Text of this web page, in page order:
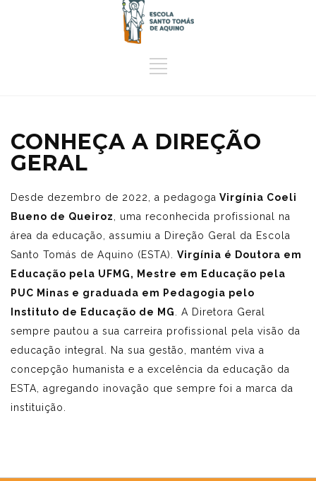
CONHEÇA A DIREÇÃO
GERAL
Desde dezembro de 2022, a pedagoga Virgínia Coeli
Bueno de Queiroz
, uma reconhecida profissional na
área da educação, assumiu a Direção Geral da Escola
Santo Tomás de Aquino (ESTA). Virgínia é Doutora em
Educação pela UFMG, Mestre em Educação pela
PUC Minas e graduada em Pedagogia pelo
Instituto de Educação de MG
. A Diretora Geral
sempre pautou a sua carreira profissional pela visão da
educação integral. Na sua gestão, mantém viva a
concepção humanista e a excelência da educação da
ESTA, agregando inovação que sempre foi a marca da
instituição.